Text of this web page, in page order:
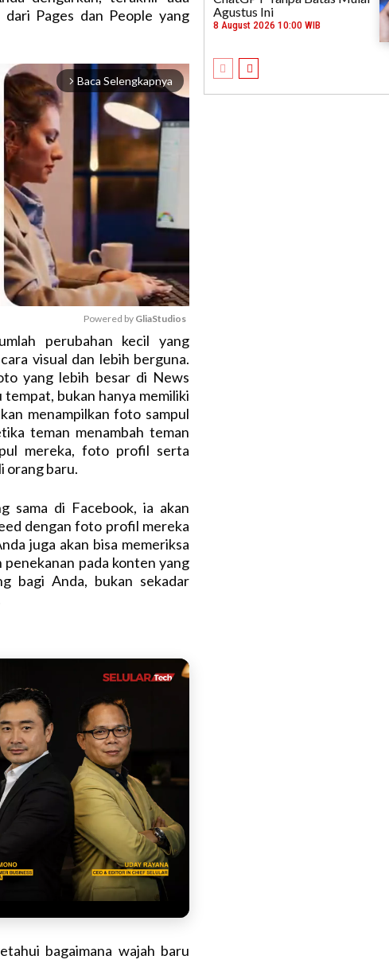
Pages dan People yang
arrow_forward_ios Baca Selengkapnya
M
u
t
e
Powered by GliaStudios
perubahan kecil yang
visual dan lebih berguna.
yang lebih besar di News
bukan hanya memiliki
menampilkan foto sampul
teman menambah teman
mereka, foto profil serta
orang baru.
sama di Facebook, ia akan
dengan foto profil mereka
juga akan bisa memeriksa
pada konten yang
bagi Anda, bukan sekadar
bagaimana wajah baru
Agustus Ini
8 August 2026 10:00 WIB